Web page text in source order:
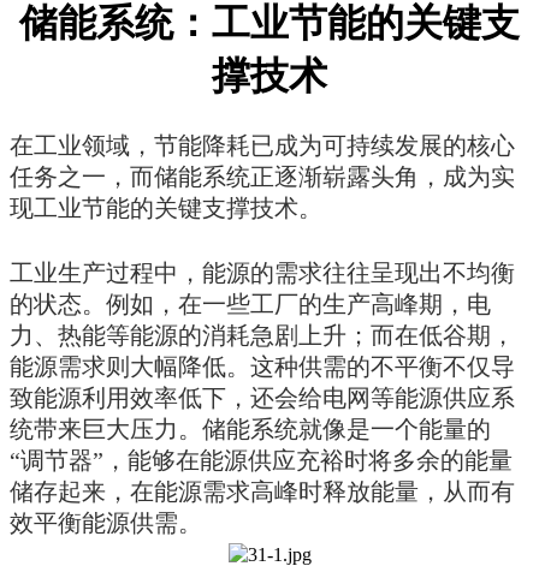
储能系统：工业节能的关键支
撑技术
在工业领域，节能降耗已成为可持续发展的核心
任务之一，而储能系统正逐渐崭露头角，成为实
现工业节能的关键支撑技术。
工业生产过程中，能源的需求往往呈现出不均衡
的状态。例如，在一些工厂的生产高峰期，电
力、热能等能源的消耗急剧上升；而在低谷期，
能源需求则大幅降低。这种供需的不平衡不仅导
致能源利用效率低下，还会给电网等能源供应系
统带来巨大压力。储能系统就像是一个能量的
“调节器”，能够在能源供应充裕时将多余的能量
储存起来，在能源需求高峰时释放能量，从而有
效平衡能源供需。